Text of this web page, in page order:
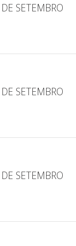
SETEMBRO
SETEMBRO
SETEMBRO